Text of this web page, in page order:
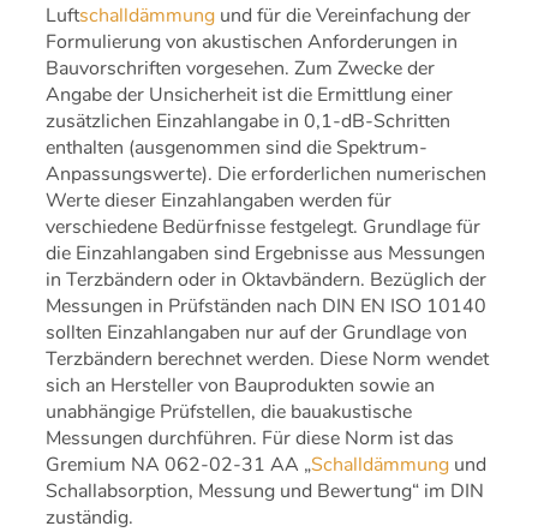
Luftschalldämmung und für die Vereinfachung der
Formulierung von akustischen Anforderungen in
Bauvorschriften vorgesehen. Zum Zwecke der
Angabe der Unsicherheit ist die Ermittlung einer
zusätzlichen Einzahlangabe in 0,1-dB-Schritten
enthalten (ausgenommen sind die Spektrum-
Anpassungswerte). Die erforderlichen numerischen
Werte dieser Einzahlangaben werden für
verschiedene Bedürfnisse festgelegt. Grundlage für
die Einzahlangaben sind Ergebnisse aus Messungen
in Terzbändern oder in Oktavbändern. Bezüglich der
Messungen in Prüfständen nach DIN EN ISO 10140
sollten Einzahlangaben nur auf der Grundlage von
Terzbändern berechnet werden. Diese Norm wendet
sich an Hersteller von Bauprodukten sowie an
unabhängige Prüfstellen, die bauakustische
Messungen durchführen. Für diese Norm ist das
Gremium NA 062-02-31 AA „Schalldämmung und
Schallabsorption, Messung und Bewertung“ im DIN
zuständig.